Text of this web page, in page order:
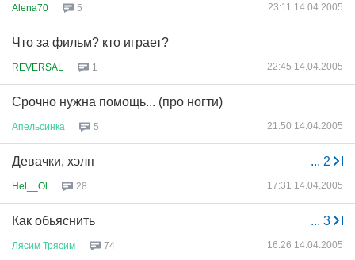
Alena70 5 23:11 14.04.2005
Что за фильм? кто играет?
REVERSAL 1 22:45 14.04.2005
Срочно нужна помощь... (про ногти)
Апельсинка 5 21:50 14.04.2005
... 2
Девачки, хэлп
Hel__Ol 28 17:31 14.04.2005
... 3
Как обьяснить
Лясим Трясим 74 16:26 14.04.2005